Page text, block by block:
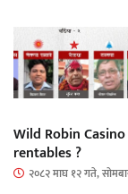
Wild Robin
rentables ?
२०८२ माघ १२ गते,